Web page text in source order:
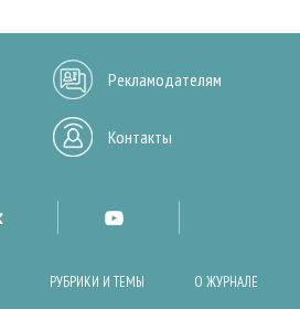
Рекламодателям
Контакты
РУБРИКИ И ТЕМЫ О ЖУРНАЛЕ